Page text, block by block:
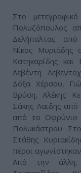
Στο
Πολυζόπουλος
Δελήπαλτας
Νίκος
Κατηκαρίδης
Λεβέντη
Δόξα Χέρσου,
Βρύση, Αλέκης
Σάκης Λαϊδης από
από το Οφρύνιο
Πολυκάστρου.
Στάθης
πέρσι
Από την άλλη,